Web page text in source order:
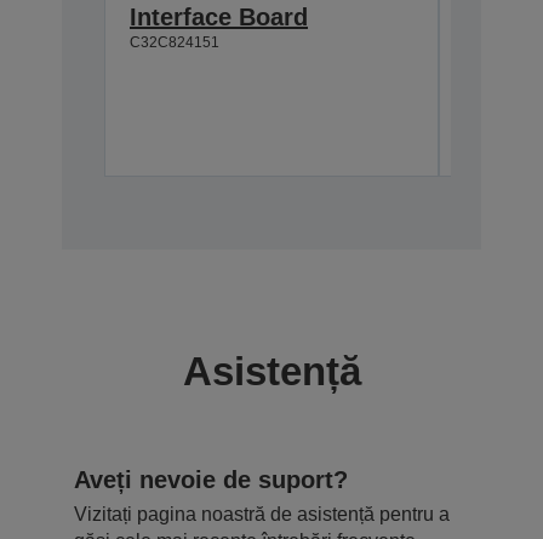
Interface Board
C32C824151
Asistență
Aveți nevoie de suport?
Vizitați pagina noastră de asistență pentru a